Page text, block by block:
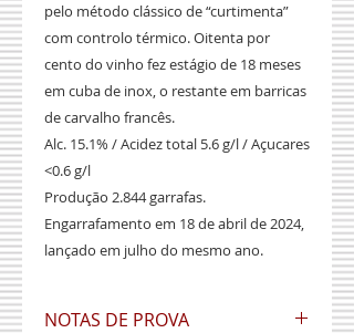
pelo método clássico de “curtimenta”
com controlo térmico. Oitenta por
cento do vinho fez estágio de 18 meses
em cuba de inox, o restante em barricas
de carvalho francês.
Alc. 15.1% / Acidez total 5.6 g/l / Açucares
<0.6 g/l
Produção 2.844 garrafas.
Engarrafamento em 18 de abril de 2024,
lançado em julho do mesmo ano.
NOTAS DE PROVA